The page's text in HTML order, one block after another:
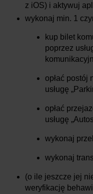
z iOS) i aktywuj
wykonaj min. 1
kup bilet
poprzez
opłać postój
usługę
opłać
usługę
wykonaj
wykonaj
(o ile jeszcze jej
weryfikację